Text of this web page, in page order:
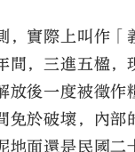
，實際上叫作「
間，三進五楹，
放後一度被徵作
免於破壞，內部
地面還是民國二